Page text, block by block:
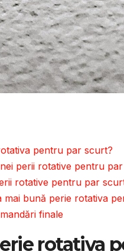
pentru par scurt?
perii rotative pentru
rotative pentru par
mai bună perie rotativa
finale
rotativa